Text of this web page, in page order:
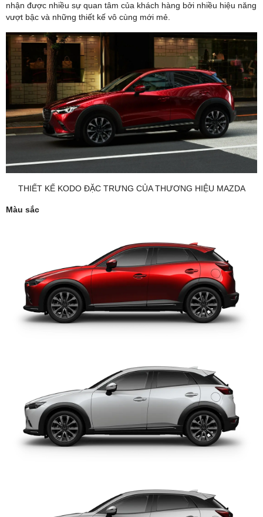
nhận được nhiều sự quan tâm của khách hàng bởi nhiều hiệu năng
vượt bậc và những thiết kế vô cùng mới mẻ.
THIẾT KẾ KODO ĐẶC TRƯNG CỦA THƯƠNG HIỆU MAZDA
Màu sắc